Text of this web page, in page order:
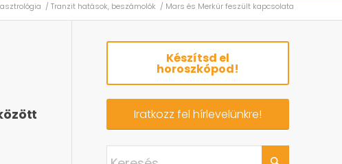
/ Tranzit hatások, beszámolók / Mars és Merkúr feszült kapcsolata
Készítsd el
horoszkópod!
Iratkozz fel hírlevelünkre!